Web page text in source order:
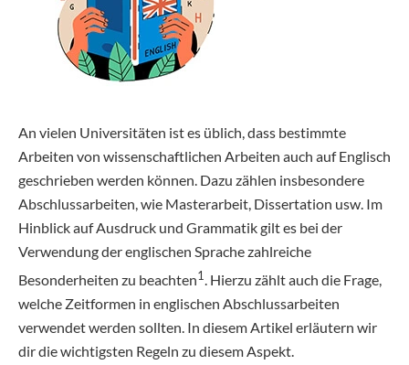
An vielen Universitäten ist es üblich, dass bestimmte
Arbeiten von wissenschaftlichen Arbeiten auch auf Englisch
geschrieben werden können. Dazu zählen insbesondere
Abschlussarbeiten, wie Masterarbeit, Dissertation usw. Im
Hinblick auf Ausdruck und Grammatik gilt es bei der
Verwendung der englischen Sprache zahlreiche
Besonderheiten zu beachten1. Hierzu zählt auch die Frage,
welche Zeitformen in englischen Abschlussarbeiten
verwendet werden sollten. In diesem Artikel erläutern wir
dir die wichtigsten Regeln zu diesem Aspekt.